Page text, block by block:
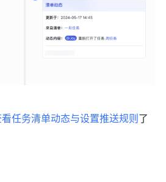
任务清单动态与设置推送规则了